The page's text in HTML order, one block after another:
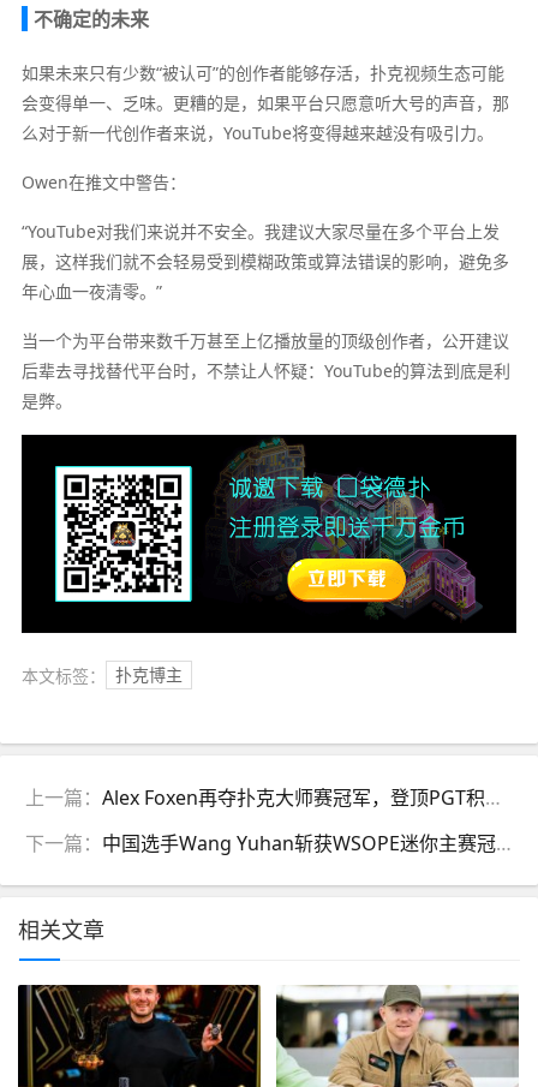
不确定的未来
如果未来只有少数“被认可”的创作者能够存活，扑克视频生态可能
会变得单一、乏味。更糟的是，如果平台只愿意听大号的声音，那
么对于新一代创作者来说，YouTube将变得越来越没有吸引力。
Owen在推文中警告：
“YouTube对我们来说并不安全。我建议大家尽量在多个平台上发
展，这样我们就不会轻易受到模糊政策或算法错误的影响，避免多
年心血一夜清零。”
当一个为平台带来数千万甚至上亿播放量的顶级创作者，公开建议
后辈去寻找替代平台时，不禁让人怀疑：YouTube的算法到底是利
是弊。
本文标签： 扑克博主
上一篇： Alex Foxen再夺扑克大师赛冠军，登顶PGT积分榜
下一篇： 中国选手Wang Yuhan斩获WSOPE迷你主赛冠军，首战现场赛即夺金手链
相关文章